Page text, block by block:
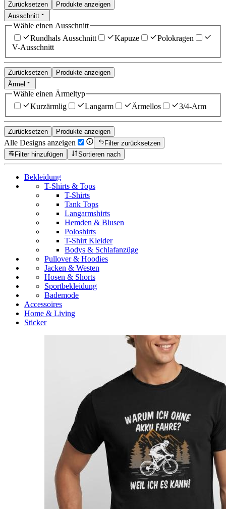
Zurücksetzen
Produkte anzeigen
Ausschnitt
Wähle einen Ausschnitt
Rundhals Ausschnitt
Kapuze
Polokragen
V-Ausschnitt
Zurücksetzen
Produkte anzeigen
Ärmel
Wähle einen Ärmeltyp
Kurzärmlig
Langarm Ärmellos 3/4-Arm
Zurücksetzen Produkte anzeigen
Alle Designs anzeigen
Filter zurücksetzen
Filter hinzufügen
Sortieren nach
Bekleidung
T-Shirts & Tops
T-Shirts
Tank Tops
Langarmshirts
Hemden & Blusen
Poloshirts
T-Shirt Kleider
Bodys & Schlafanzüge
Pullover & Hoodies
Jacken & Westen
Hosen & Shorts
Sportbekleidung
Bademode
Accessoires
Home & Living
Sticker